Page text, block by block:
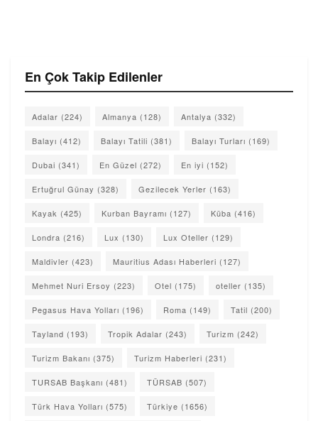
En Çok Takip Edilenler
Adalar (224) Almanya (128) Antalya (332)
Balayı (412) Balayı Tatili (381) Balayı Turları (169)
Dubai (341) En Güzel (272) En iyi (152)
Ertuğrul Günay (328) Gezilecek Yerler (163)
Kayak (425) Kurban Bayramı (127) Küba (416)
Londra (216) Lux (130) Lux Oteller (129)
Maldivler (423) Mauritius Adası Haberleri (127)
Mehmet Nuri Ersoy (223) Otel (175) oteller (135)
Pegasus Hava Yolları (196) Roma (149) Tatil (200)
Tayland (193) Tropik Adalar (243) Turizm (242)
Turizm Bakanı (375) Turizm Haberleri (231)
TURSAB Başkanı (481) TÜRSAB (507)
Türk Hava Yolları (575) Türkiye (1656)